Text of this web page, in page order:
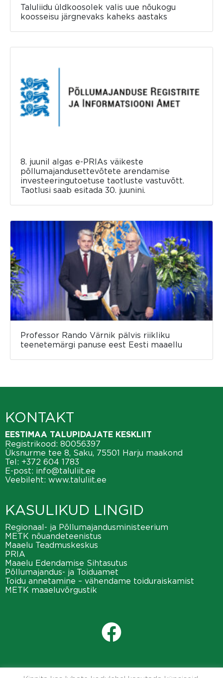
Taluliidu üldkoosolek valis uue nõukogu
koosseisu järgnevaks kaheks aastaks
8. juunil algas e-PRIAs väikeste
põllumajandusettevõtete arendamise
investeeringutoetuse taotluste vastuvõtt.
Taotlusi saab esitada 30. juunini.
Professor Rando Värnik pälvis riikliku
teenetemärgi panuse eest Eesti maaellu
KONTAKT
EESTIMAA TALUPIDAJATE KESKLIIT
Registrikood: 80056397
Üksnurme tee 8, Saku, 75501 Harju maakond
Tel: +372 604 1783
E-post: info@taluliit.ee
Veebileht: www.taluliit.ee
KASULIKUD LINGID
Regionaal- ja Põllumajandusministeerium
METK nõuandeteenistus
Maaelu Teadmuskeskus
PRIA
Maaelu Edendamise Sihtasutus
Põllumajandus- ja Toiduamet
Toidu annetamine – vähendame toiduraiskamist
METK maaeluvõrgustik